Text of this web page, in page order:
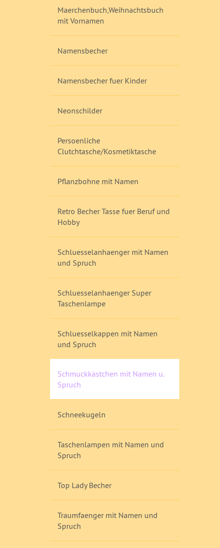
Maerchenbuch,Weihnachtsbuch
mit Vornamen
Namensbecher
Namensbecher fuer Kinder
Neonschilder
Persoenliche
Clutchtasche/Kosmetiktasche
Pflanzbohne mit Namen
Retro Becher Tasse fuer Beruf und
Hobby
Schluesselanhaenger mit Namen
und Spruch
Schluesselanhaenger Super
Taschenlampe
Schluesselkappen mit Namen
und Spruch
Schmuckkästchen mit Namen u.
Spruch
Schneekugeln
Taschenlampen mit Namen und
Spruch
Top Lady Becher
Traumfaenger mit Namen und
Spruch